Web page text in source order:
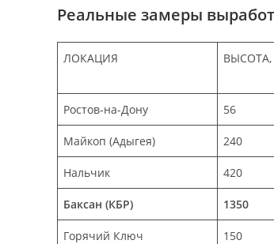
Реальные замеры
ЛОКАЦИЯ
Ростов-на-Дону 56
Майкоп (Адыгея) 240
Нальчик 420
Баксан (КБР) 1350
Горячий Ключ 150